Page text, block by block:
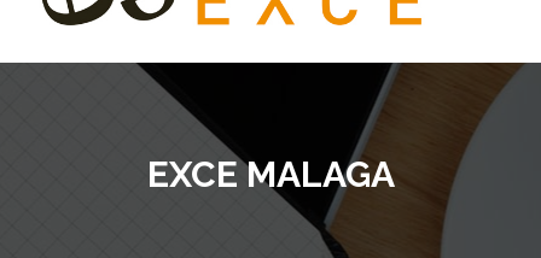
EXCE MALAGA